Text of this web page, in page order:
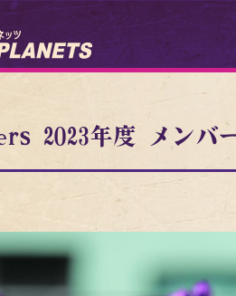
2023年度 メンバ